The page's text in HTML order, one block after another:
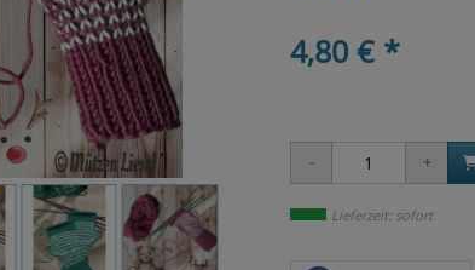
4,80 € *
Lieferzeit: sofort